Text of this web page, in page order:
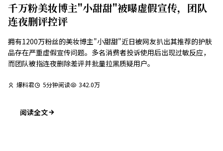
千万粉美妆博主"小甜甜"被曝虚假宣传，团队
连夜删评控评
拥有1200万粉丝的美妆博主"小甜甜"近日被网友扒出其推荐的护肤
品存在严重虚假宣传问题。多名消费者投诉使用后出现过敏反应，
而团队被指连夜删除差评并批量拉黑质疑用户。
爆料君 5分钟阅读 342.0万
阅读全文